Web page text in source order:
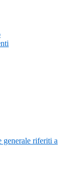
generale riferiti a